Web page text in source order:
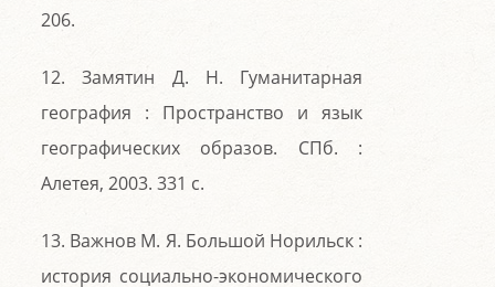
206.
12. Замятин Д. Н. Гуманитарная
география : Пространство и язык
географических образов. СПб. :
Алетея, 2003. 331 с.
13. Важнов М. Я. Большой Норильск :
история социально-экономического